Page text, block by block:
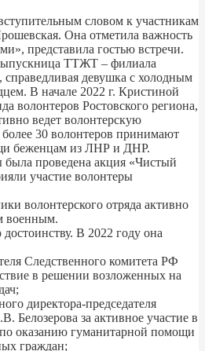
словом к участникам
Она отметила важность
представила гостью встречи.
ТТЖТ – филиала
девушка с холодным
В начале 2022 г. Кристиной
волонтеров Ростовского региона,
ведет волонтерскую
30 волонтеров принимают
беженцам из ЛНР и ДНР.
проведена акция «Чистый
участие волонтеры
волонтерского отряда активно
военным.
В 2022 году она
Следственного комитета РФ
в решении возложенных на
директора-председателя
за активное участие в
оказанию гуманитарной помощи
граждан;